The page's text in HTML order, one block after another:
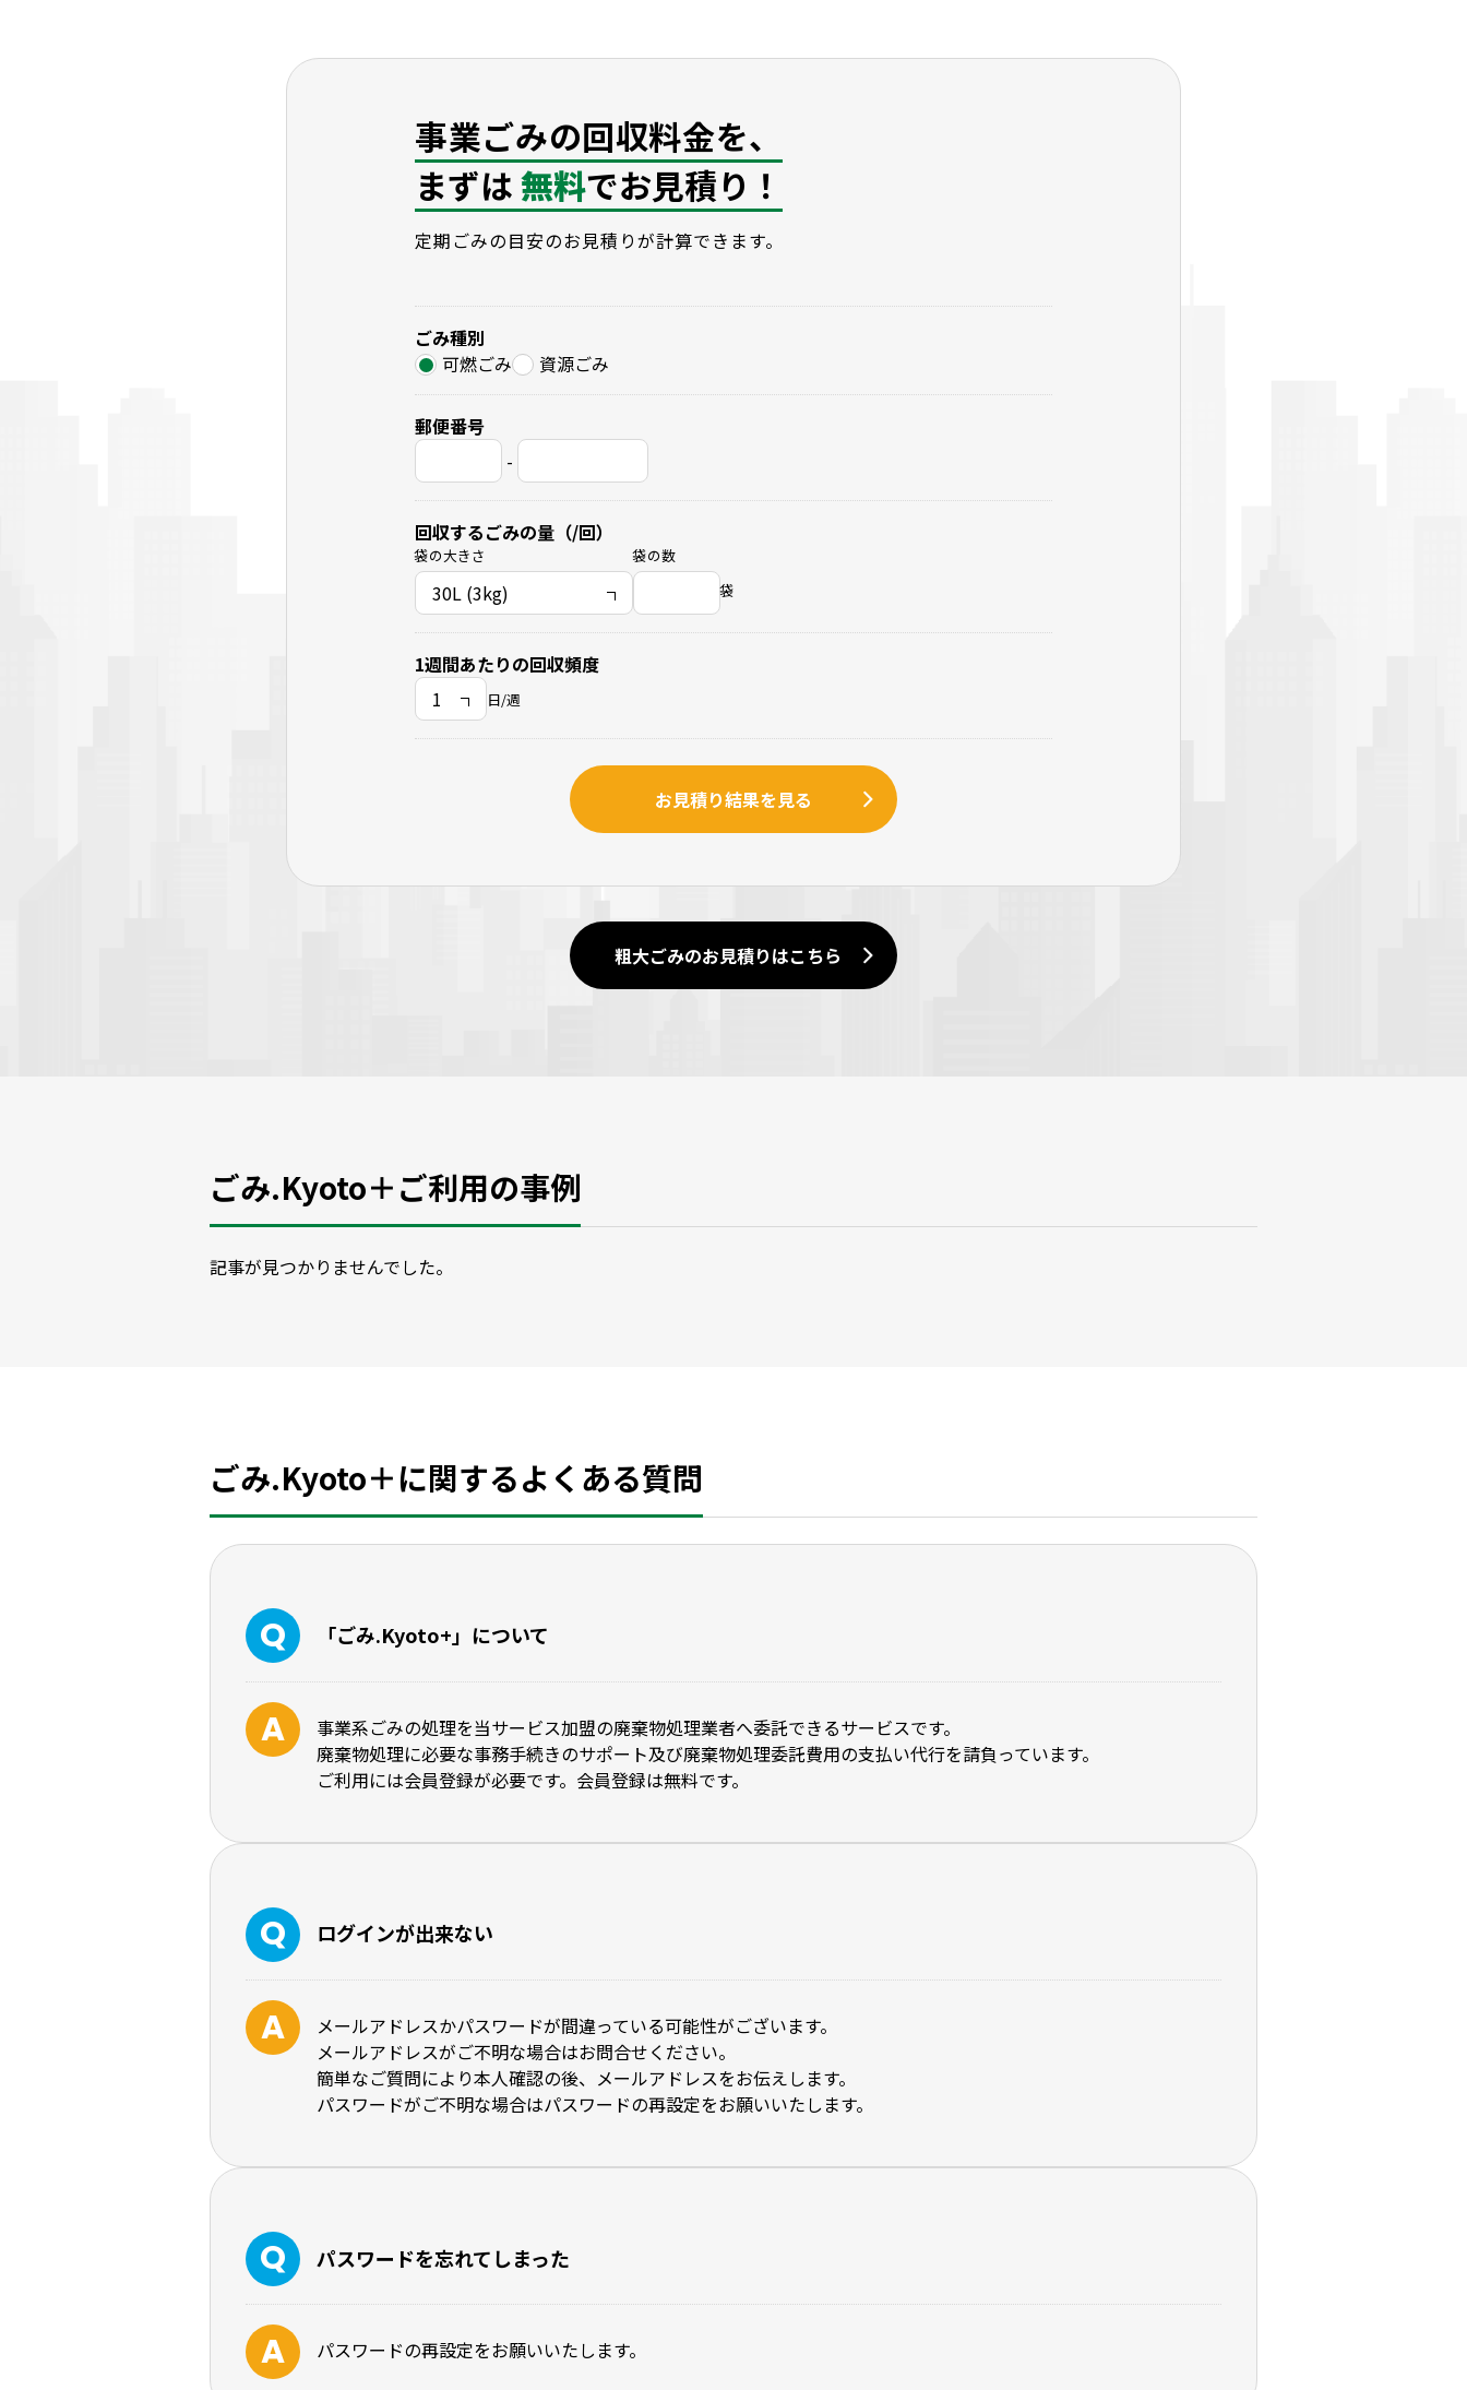
事業ごみの回収料金を、
まずは無料でお見積り！
定期ごみの目安のお見積りが計算できます。
ごみ種別
可燃ごみ
資源ごみ
郵便番号
-
回収するごみの量（/回）
袋の大きさ
袋の数
袋
1週間あたりの回収頻度
日/週
お見積り結果を見る
粗大ごみのお見積りはこちら
ごみ.Kyoto＋ご利用の事例
記事が見つかりませんでした。
ごみ.Kyoto＋に関するよくある質問
「ごみ.Kyoto+」について
事業系ごみの処理を当サービス加盟の廃棄物処理業者へ委託できるサービスです。
廃棄物処理に必要な事務手続きのサポート及び廃棄物処理委託費用の支払い代行を請負っています。
ご利用には会員登録が必要です。会員登録は無料です。
ログインが出来ない
メールアドレスかパスワードが間違っている可能性がございます。
メールアドレスがご不明な場合はお問合せください。
簡単なご質問により本人確認の後、メールアドレスをお伝えします。
パスワードがご不明な場合はパスワードの再設定をお願いいたします。
パスワードを忘れてしまった
パスワードの再設定をお願いいたします。